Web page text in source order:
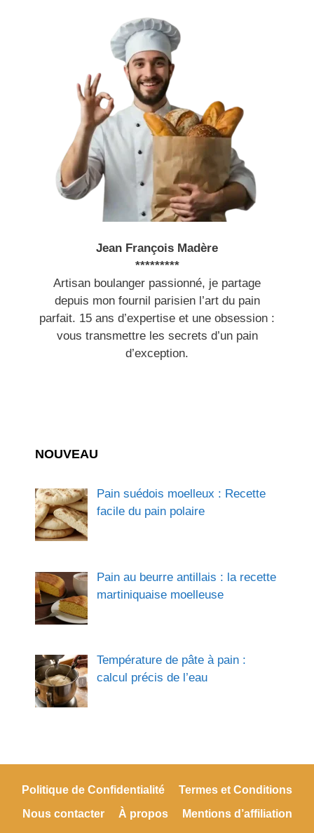
Jean François Madère
*********
Artisan boulanger passionné, je partage
depuis mon fournil parisien l’art du pain
parfait. 15 ans d’expertise et une obsession :
vous transmettre les secrets d’un pain
d’exception.
NOUVEAU
Pain suédois moelleux : Recette
facile du pain polaire
Pain au beurre antillais : la recette
martiniquaise moelleuse
Température de pâte à pain :
calcul précis de l’eau
Politique de Confidentialité
Termes et Conditions
Nous contacter
À propos
Mentions d’affiliation